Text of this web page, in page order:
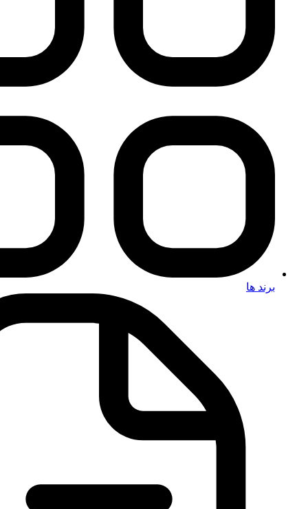
برند ها